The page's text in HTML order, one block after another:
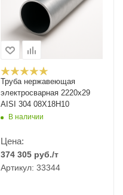
Труба нержавеющая
электросварная 2220х29
AISI 304 08Х18Н10
В наличии
Цена:
374 305 руб./т
Артикул: 33344